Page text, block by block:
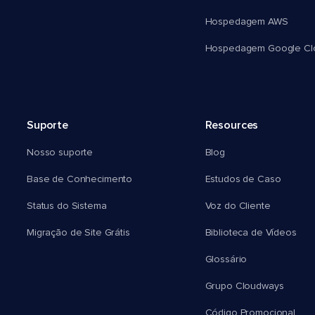
Hospedagem AWS
Hospedagem Google
Suporte
Nosso suporte
Base de Conhecimento
Status do Sistema
Migração de Site Grátis
Resources
Blog
Estudos de Caso
Voz do Cliente
Biblioteca de Vídeos
Glossário
Grupo Cloudways